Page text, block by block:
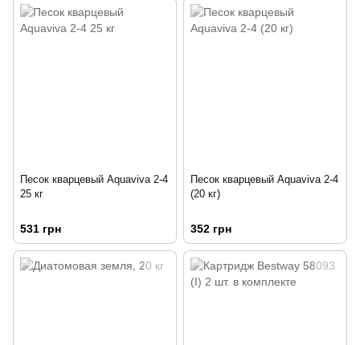
Песок кварцевый Aquaviva 2-4
25 кг
531 грн
Песок кварцевый Aquaviva 2-4
(20 кг)
352 грн